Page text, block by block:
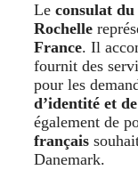
Le consulat
Rochelle
France. Il
fournit des
pour les
d’identité et
également de
français
Danemark.